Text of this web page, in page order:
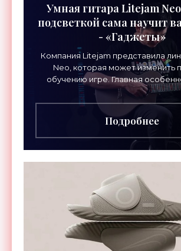
Умная гитара Litejam Neo
подсветкой сама научит
- «Гаджеты»
Компания Litejam представила
Neo, которая может изменить
обучению игре. Главная
инструментов – встроенная RGB-
грифа. Светодиоды
Подробнее